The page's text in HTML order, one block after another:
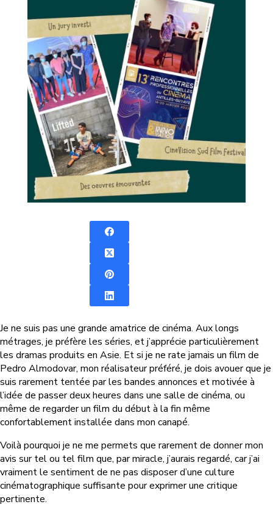
Je ne suis pas une grande amatrice de cinéma. Aux longs
métrages, je préfère les séries, et j’apprécie particulièrement
les dramas produits en Asie. Et si je ne rate jamais un film de
Pedro Almodovar, mon réalisateur préféré, je dois avouer que je
suis rarement tentée par les bandes annonces et motivée à
l’idée de passer deux heures dans une salle de cinéma, ou
même de regarder un film du début à la fin même
confortablement installée dans mon canapé.
Voilà pourquoi je ne me permets que rarement de donner mon
avis sur tel ou tel film que, par miracle, j’aurais regardé, car j’ai
vraiment le sentiment de ne pas disposer d’une culture
cinématographique suffisante pour exprimer une critique
pertinente.